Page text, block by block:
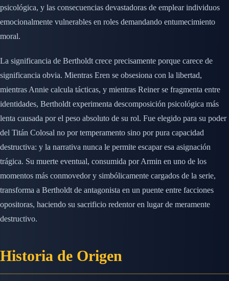
psicológica, y las consecuencias devastadoras de emplear individuos
emocionalmente vulnerables en roles demandando entumecimiento
moral.
La significancia de Bertholdt crece precisamente porque carece de
significancia obvia. Mientras Eren se obsesiona con la libertad,
mientras Annie calcula tácticas, y mientras Reiner se fragmenta entre
identidades, Bertholdt experimenta descomposición psicológica más
lenta causada por el peso absoluto de su rol. Fue elegido para su poder
del Titán Colosal no por temperamento sino por pura capacidad
destructiva: y la narrativa nunca le permite escapar esa asignación
trágica. Su muerte eventual, consumida por Armin en uno de los
momentos más conmovedor y simbólicamente cargados de la serie,
transforma a Bertholdt de antagonista en un puente entre facciones
opositoras, haciendo su sacrificio redentor en lugar de meramente
destructivo.
Historia de Origen